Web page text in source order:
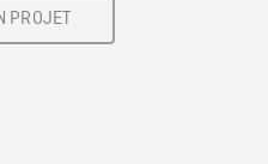
PROJET